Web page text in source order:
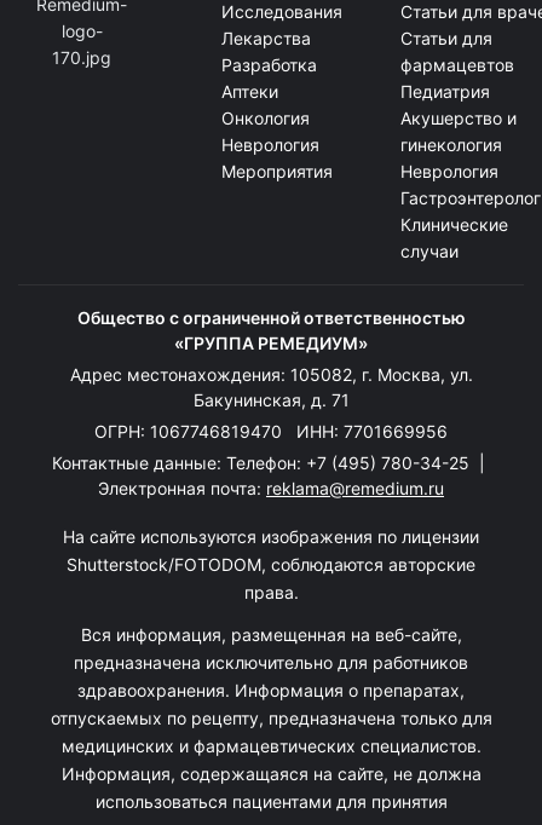
Исследования
Лекарства
Разработка
Аптеки
Онкология
Неврология
Мероприятия
Статьи для
Статьи для
фармацевтов
Педиатрия
Акушерство и
гинекология
Неврология
Клинические
случаи
Общество с ограниченной ответственностью
«ГРУППА РЕМЕДИУМ»
Адрес местонахождения: 105082, г. Москва, ул.
Бакунинская, д. 71
ОГРН: 1067746819470 ИНН: 7701669956
Контактные данные: Телефон: +7 (495) 780-34-25
Электронная почта: reklama@remedium.ru
На сайте используются изображения по лицензии
Shutterstock/FOTODOM, соблюдаются авторские
права.
Вся информация, размещенная на веб-сайте,
предназначена исключительно для работников
здравоохранения. Информация о препаратах,
отпускаемых по рецепту, предназначена только для
медицинских и фармацевтических специалистов.
Информация, содержащаяся на сайте, не должна
использоваться пациентами для принятия